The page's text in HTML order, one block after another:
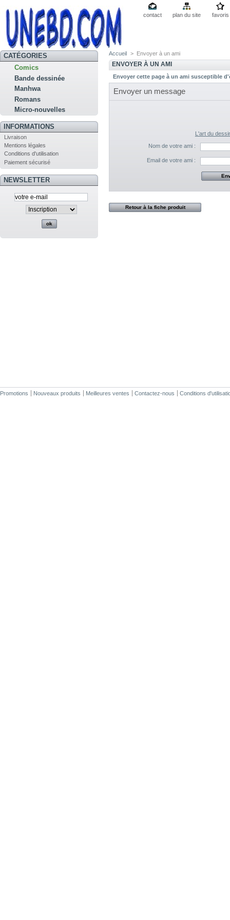
contact plan du site favoris
CATÉGORIES
Comics
Bande dessinée
Manhwa
Romans
Micro-nouvelles
INFORMATIONS
Livraison
Mentions légales
Conditions d'utilisation
Paiement sécurisé
NEWSLETTER
Accueil > Envoyer à un ami
ENVOYER À UN AMI
Envoyer cette page à un ami susceptible
Envoyer un message
L'art du
Nom de votre ami :
Email de votre ami :
Retour à la fiche produit
Promotions Nouveaux produits Meilleures ventes Contactez-nous Conditions